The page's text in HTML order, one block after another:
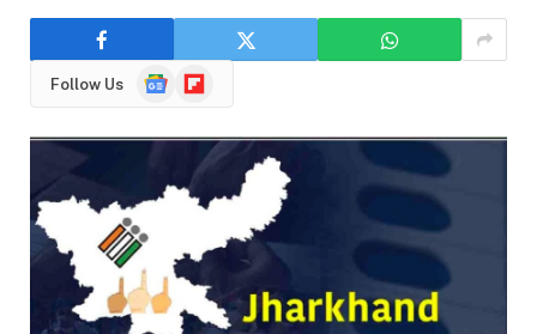
Follow Us
GoogleFlipboard